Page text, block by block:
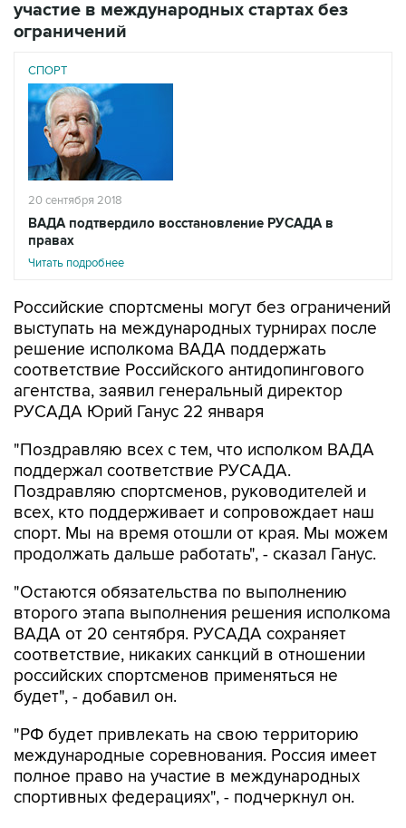
участие в международных стартах без
ограничений
СПОРТ
20 сентября 2018
ВАДА подтвердило восстановление РУСАДА в
правах
Читать подробнее
Российские спортсмены могут без ограничений
выступать на международных турнирах после
решение исполкома ВАДА поддержать
соответствие Российского антидопингового
агентства, заявил генеральный директор
РУСАДА Юрий Ганус 22 января
"Поздравляю всех с тем, что исполком ВАДА
поддержал соответствие РУСАДА.
Поздравляю спортсменов, руководителей и
всех, кто поддерживает и сопровождает наш
спорт. Мы на время отошли от края. Мы можем
продолжать дальше работать", - сказал Ганус.
"Остаются обязательства по выполнению
второго этапа выполнения решения исполкома
ВАДА от 20 сентября. РУСАДА сохраняет
соответствие, никаких санкций в отношении
российских спортсменов применяться не
будет", - добавил он.
"РФ будет привлекать на свою территорию
международные соревнования. Россия имеет
полное право на участие в международных
спортивных федерациях", - подчеркнул он.